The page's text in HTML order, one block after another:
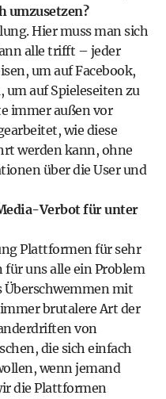
umzusetzen?
Hier muss man sich
alle trifft – jeder
um auf Facebook,
auf Spieleseiten zu
immer außen vor
wie diese
werden kann, ohne
über die User und
Verbot für unter
Plattformen für sehr
uns alle ein Problem
Überschwemmen mit
brutalere Art der
von
die sich einfach
wenn jemand
die Plattformen